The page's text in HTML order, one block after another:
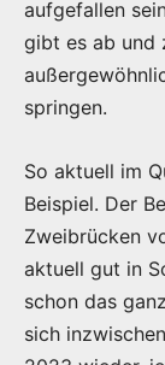
aufgefallen
gibt es ab und
springen.
So aktuell im
Beispiel. Der
Zweibrücken
aktuell gut in
schon das
sich